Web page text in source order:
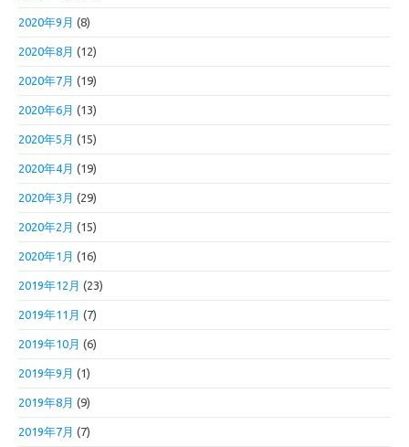
2020年9月 (8)
2020年8月 (12)
2020年7月 (19)
2020年6月 (13)
2020年5月 (15)
2020年4月 (19)
2020年3月 (29)
2020年2月 (15)
2020年1月 (16)
2019年12月 (23)
2019年11月 (7)
2019年10月 (6)
2019年9月 (1)
2019年8月 (9)
2019年7月 (7)